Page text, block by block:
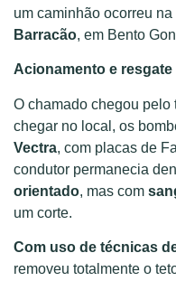
um caminhão ocorreu na
Barracão, em Bento
Acionamento e resgate
O chamado chegou pelo
chegar no local, os
Vectra, com placas de
condutor permanecia
orientado, mas com
um corte.
Com uso de técnicas
removeu totalmente o